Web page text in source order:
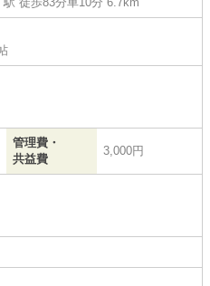
管理費・
共益費
3,000円